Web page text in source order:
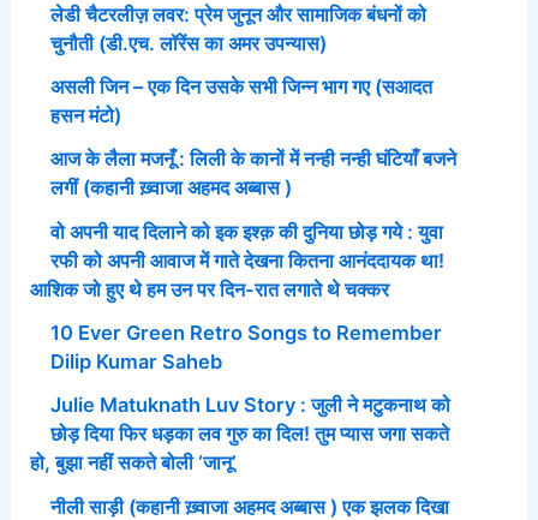
लेडी चैटरलीज़ लवर: प्रेम जुनून और सामाजिक बंधनों को
चुनौती (डी.एच. लॉरेंस का अमर उपन्यास)
असली जिन – एक दिन उसके सभी जिन्न भाग गए (सआदत
हसन मंटो)
आज के लैला मजनूँ : लिली के कानों में नन्ही नन्ही घंटियाँ बजने
लगीं (कहानी ख़्वाजा अहमद अब्बास )
वो अपनी याद दिलाने को इक इश्क़ की दुनिया छोड़ गये : युवा
रफी को अपनी आवाज में गाते देखना कितना आनंददायक था!
आशिक जो हुए थे हम उन पर दिन-रात लगाते थे चक्कर
10 Ever Green Retro Songs to Remember
Dilip Kumar Saheb
Julie Matuknath Luv Story : जुली ने मटुकनाथ को
छोड़ दिया फिर धड़का लव गुरु का दिल! तुम प्यास जगा सकते
हो, बुझा नहीं सकते बोली ‘जानू’
नीली साड़ी (कहानी ख़्वाजा अहमद अब्बास ) एक झलक दिखा